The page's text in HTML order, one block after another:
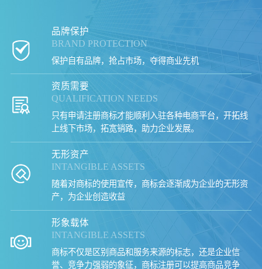
品牌保护
BRAND PROTECTION
保护自有品牌，抢占市场，夺得商业先机
资质需要
QUALIFICATION NEEDS
只有申请注册商标才能顺利入驻各种电商平台，开拓线
上线下市场，拓宽销路，助力企业发展。
无形资产
INTANGIBLE ASSETS
随着对商标的使用宣传，商标会逐渐成为企业的无形资
产，为企业创造收益
形象载体
INTANGIBLE ASSETS
商标不仅是区别商品和服务来源的标志，还是企业信
誉、竞争力强弱的象征，商标注册可以提高商品竞争